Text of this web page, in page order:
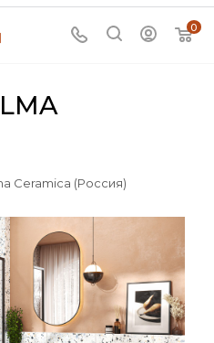
0
Ceramica (Россия)